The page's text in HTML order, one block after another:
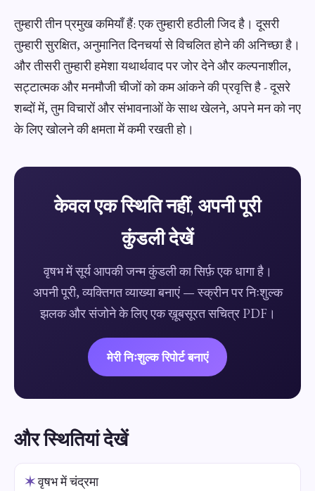
तुम्हारी तीन प्रमुख कमियाँ हैं: एक तुम्हारी हठीली जिद है। दूसरी
तुम्हारी सुरक्षित, अनुमानित दिनचर्या से विचलित होने की अनिच्छा है।
और तीसरी तुम्हारी हमेशा यथार्थवाद पर जोर देने और कल्पनाशील,
सट्टात्मक और मनमौजी चीजों को कम आंकने की प्रवृत्ति है - दूसरे
शब्दों में, तुम विचारों और संभावनाओं के साथ खेलने, अपने मन को नए
के लिए खोलने की क्षमता में कमी रखती हो।
केवल एक स्थिति नहीं, अपनी पूरी
कुंडली देखें
वृषभ में सूर्य आपकी जन्म कुंडली का सिर्फ़ एक धागा है।
अपनी पूरी, व्यक्तिगत व्याख्या बनाएं — स्क्रीन पर निःशुल्क
झलक और संजोने के लिए एक ख़ूबसूरत सचित्र PDF।
मेरी निःशुल्क रिपोर्ट बनाएं
और स्थितियां देखें
✶वृषभ में चंद्रमा